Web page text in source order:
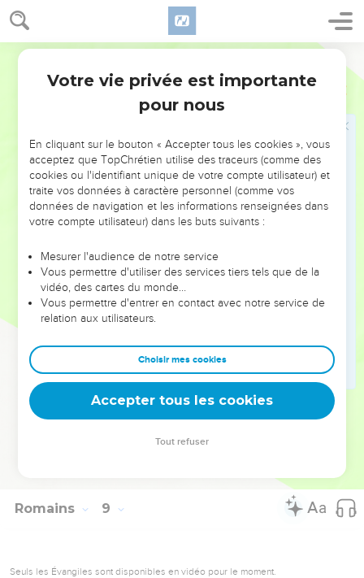
Romains 8
effet, Dieu les rend justes.
34 Qui peut les condamner ? Personne ! En effet, le Christ
droite de Dieu et il prie pour nous.
Qui peut nous séparer de l’amour du Christ ? Est-ce que
c’est le malheur ? ou l’inquiétude ? la souffrance venant des
autres ? ou bien la faim, la pauvreté ? les dangers ou la
Les Livres Saints disent : « À cause de toi, nous risquons
sans arrêt la mort. On nous traite comme des moutons de
Mais dans tout ce qui nous arrive, nous sommes les grands
vainqueurs par celui qui nous a aimés.
Oui, j’en suis sûr, rien ne pourra nous séparer de l’amour
que Dieu nous a montré dans le Christ Jésus, notre
présent, ni l’avenir, ni tous ceux qui ont un pouvoir, ni les
forces d’en haut, ni les forces d’en bas, ni toutes les choses
créées, rien ne pourra nous séparer de l’amour de Dieu !
© Société biblique française – Bibli’O, 2000, avec autorisation. Pour vous procurer
Romains 9
Seuls les Évangiles sont disponibles en vidéo pour le moment.
Votre vie privée est importante
pour nous
En cliquant sur le bouton « Accepter tous les cookies », vous
acceptez que TopChrétien utilise des traceurs (comme des
cookies ou l'identifiant unique de votre compte utilisateur) et
traite vos données à caractère personnel (comme vos
données de navigation et les informations renseignées dans
votre compte utilisateur) dans les buts suivants :
Mesurer l'audience de notre service
Vous permettre d'utiliser des services tiers tels que de la
vidéo, des cartes du monde…
Vous permettre d'entrer en contact avec notre service de
relation aux utilisateurs.
Choisir mes cookies
Accepter tous les cookies
Tout refuser